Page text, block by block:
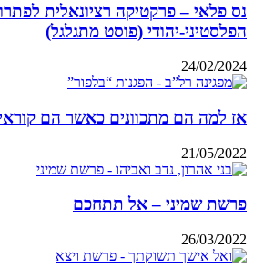
נס פלאי – פרקטיקה רציונאלית
הפלסטיני-יהודי (פוסט מתגלגל)
24/02/2024
אז למה הם מתכוונים כאשר הם
21/05/2022
פרשת שמיני – אל תתחכם
26/03/2022